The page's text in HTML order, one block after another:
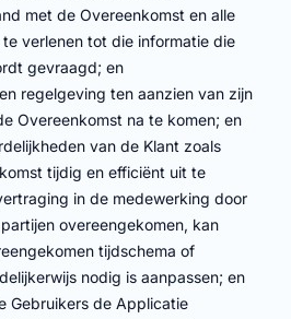
met de Overeenkomst en alle
verlenen tot die informatie die
gevraagd; en
regelgeving ten aanzien van zijn
Overeenkomst na te komen; en
van de Klant zoals
tijdig en efficiënt uit te
in de medewerking door
overeengekomen, kan
tijdschema of
nodig is aanpassen; en
Gebruikers de Applicatie